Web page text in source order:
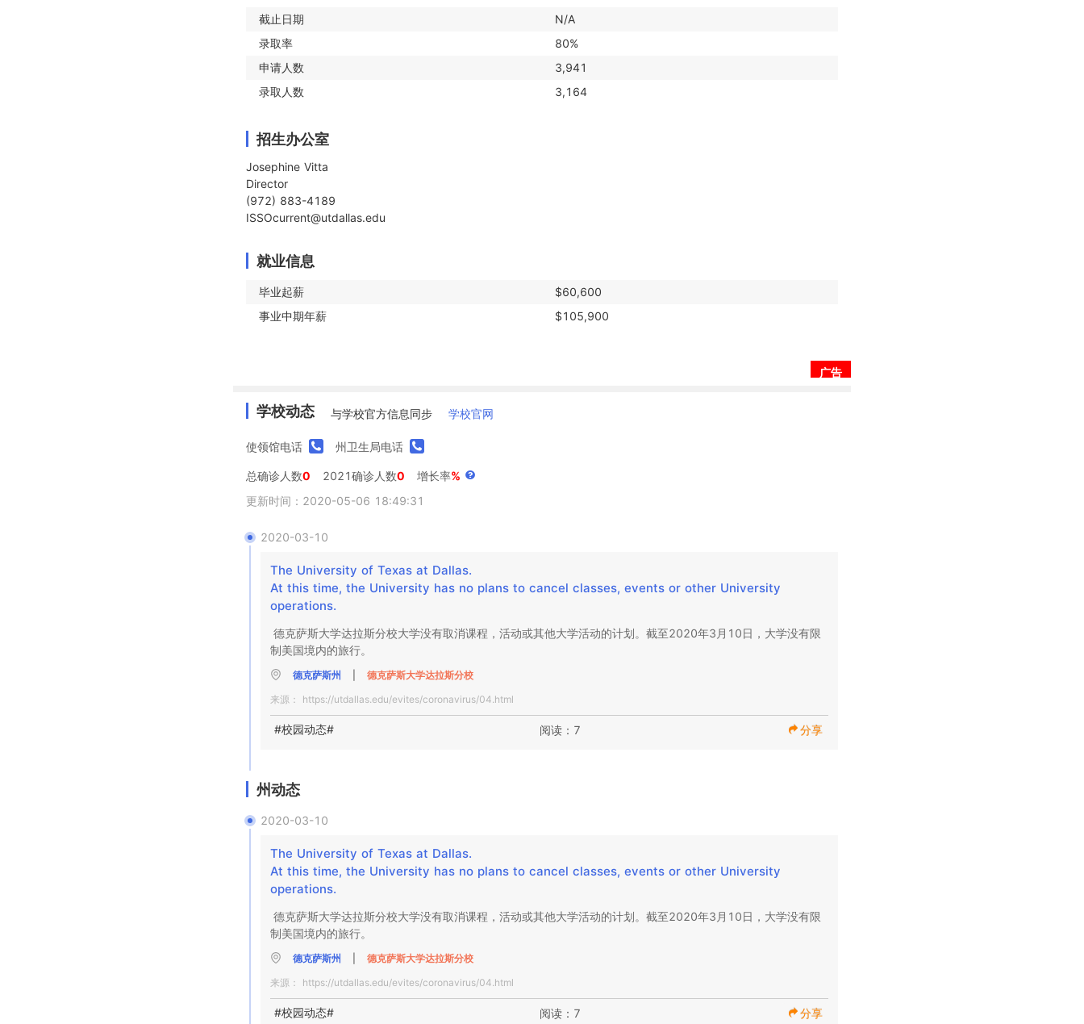
截止日期
N/A
录取率
80%
申请人数
3,941
录取人数
3,164
招生办公室
Josephine Vitta
Director
(972) 883-4189
ISSOcurrent@utdallas.edu
就业信息
毕业起薪
$60,600
事业中期年薪
$105,900
广告
学校动态 与学校官方信息同步 学校官网
使领馆电话 州卫生局电话
总确诊人数0 2021确诊人数0 增长率%
更新时间：2020-05-06 18:49:31
2020-03-10
The University of Texas at Dallas.
At this time, the University has no plans to cancel classes, events or other University
operations.
德克萨斯大学达拉斯分校大学没有取消课程，活动或其他大学活动的计划。截至2020年3月10日，大学没有限
制美国境内的旅行。
德克萨斯州
德克萨斯大学达拉斯分校
来源： https://utdallas.edu/evites/coronavirus/04.html
#校园动态# 阅读：7 分享
州动态
2020-03-10
The University of Texas at Dallas.
At this time, the University has no plans to cancel classes, events or other University
operations.
德克萨斯大学达拉斯分校大学没有取消课程，活动或其他大学活动的计划。截至2020年3月10日，大学没有限
制美国境内的旅行。
德克萨斯州
德克萨斯大学达拉斯分校
来源： https://utdallas.edu/evites/coronavirus/04.html
#校园动态# 阅读：7 分享